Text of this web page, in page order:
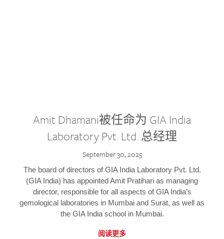
Amit Dhamani被任命为 GIA India
Laboratory Pvt. Ltd. 总经理
September 30, 2025
The board of directors of GIA India Laboratory Pvt. Ltd.
(GIA India) has appointed Amit Pratihari as managing
director, responsible for all aspects of GIA India’s
gemological laboratories in Mumbai and Surat, as well as
the GIA India school in Mumbai.
阅读更多